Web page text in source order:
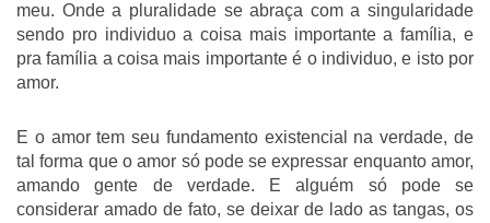
meu. Onde a pluralidade se abraça com a singularidade
sendo pro individuo a coisa mais importante a família, e
pra família a coisa mais importante é o individuo, e isto por
amor.
E o amor tem seu fundamento existencial na verdade, de
tal forma que o amor só pode se expressar enquanto amor,
amando gente de verdade. E alguém só pode se
considerar amado de fato, se deixar de lado as tangas, os